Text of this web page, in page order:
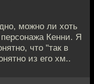
можно ли хоть
Кенни. Я
что "так в
из его хм..